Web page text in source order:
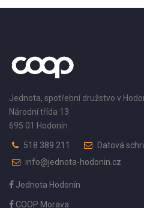
Jednota, spotřební družstvo v
Národní třída 13
695 01 Hodonín
518 389 211
Datová
info@jednota-hodonin.cz
Jednota Hodonín
COOP Morava